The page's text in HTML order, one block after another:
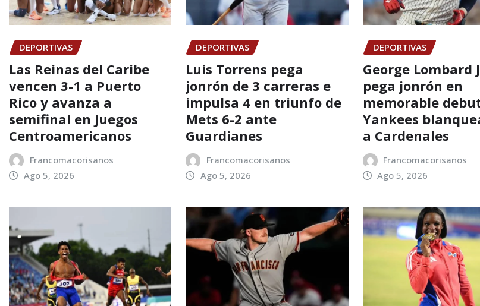
DEPORTIVAS
Las Reinas del Caribe
vencen 3-1 a Puerto
Rico y avanza a
semifinal en Juegos
Centroamericanos
Francomacorisanos
Ago 5, 2026
DEPORTIVAS
Luis Torrens pega
jonrón de 3 carreras e
impulsa 4 en triunfo de
Mets 6-2 ante
Guardianes
Francomacorisanos
Ago 5, 2026
DEPORTIVAS
George Lombard
pega jonrón en
memorable
Yankees
a Cardenales
Francomacorisanos
Ago 5, 2026